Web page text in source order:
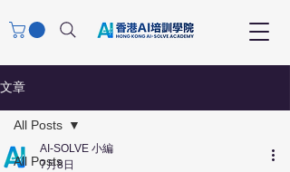
文章
All Posts
All Posts
AI-SOLVE 小編
7月8日